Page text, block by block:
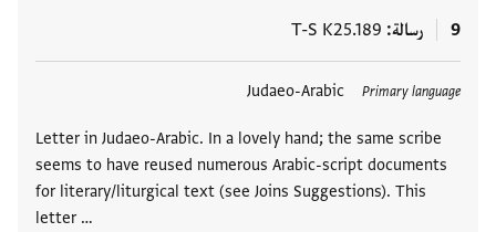
9 رسالة T-S K25.189
Primary language
Judaeo-Arabic
Letter in Judaeo-Arabic. In a lovely hand; the same scribe
seems to have reused numerous Arabic-script documents
for literary/liturgical text (see Joins Suggestions). This
letter …
العلامات